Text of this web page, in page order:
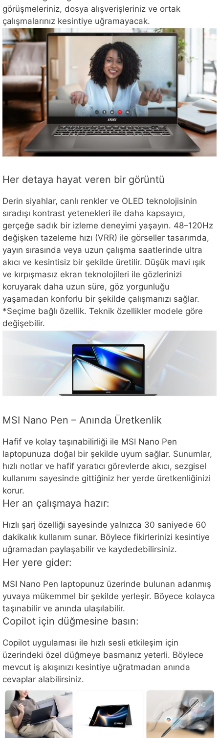
görüşmeleriniz, dosya alışverişleriniz ve ortak
çalışmalarınız kesintiye uğramayacak.
Her detaya hayat veren bir görüntü
Derin siyahlar, canlı renkler ve OLED teknolojisinin
sıradışı kontrast yetenekleri ile daha kapsayıcı,
gerçeğe sadık bir izleme deneyimi yaşayın. 48–120Hz
değişken tazeleme hızı (VRR) ile görseller tasarımda,
yayın sırasında veya uzun çalışma saatlerinde ultra
akıcı ve kesintisiz bir şekilde üretilir. Düşük mavi ışık
ve kırpışmasız ekran teknolojileri ile gözlerinizi
koruyarak daha uzun süre, göz yorgunluğu
yaşamadan konforlu bir şekilde çalışmanızı sağlar.
*Seçime bağlı özellik. Teknik özellikler modele göre
değişebilir.
MSI Nano Pen – Anında Üretkenlik
Hafif ve kolay taşınabilirliği ile MSI Nano Pen
laptopunuza doğal bir şekilde uyum sağlar. Sunumlar,
hızlı notlar ve hafif yaratıcı görevlerde akıcı, sezgisel
kullanımı sayesinde gittiğiniz her yerde üretkenliğinizi
korur.
Her an çalışmaya hazır:
Hızlı şarj özelliği sayesinde yalnızca 30 saniyede 60
dakikalık kullanım sunar. Böylece fikirlerinizi kesintiye
uğramadan paylaşabilir ve kaydedebilirsiniz.
Her yere gider:
MSI Nano Pen laptopunuz üzerinde bulunan adanmış
yuvaya mükemmel bir şekilde yerleşir. Böyece kolayca
taşınabilir ve anında ulaşılabilir.
Copilot için düğmesine basın:
Copilot uygulaması ile hızlı sesli etkileşim için
üzerindeki özel düğmeye basmanız yeterli. Böylece
mevcut iş akışınızı kesintiye uğratmadan anında
cevaplar alabilirsiniz.